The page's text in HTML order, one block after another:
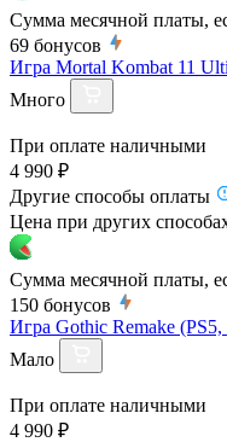
Сумма месячной платы,
69 бонусов
Игра Mortal Kombat 11
Много
При оплате наличными
4 990 ₽
Другие способы оплаты
Цена при других
Сумма месячной платы,
150 бонусов
Игра Gothic Remake (PS5,
Мало
При оплате наличными
4 990 ₽